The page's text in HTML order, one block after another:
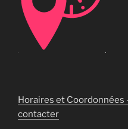
Horaires et Coordonnées
contacter